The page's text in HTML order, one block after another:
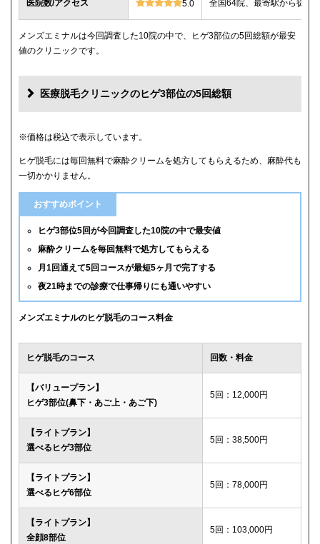
医院数/アクセス 5.0 全国64院、最寄駅から徒歩
メンズエミナルは今回調査した10院の中で、ヒゲ3部位の5回総額が最安
値のクリニックです。
医療脱毛クリニックのヒゲ3部位の5回総額
クリニック
メンズエミナル 12,000円
14,000円
湘南美容クリニック 16,800円(6回)
レジーナクリニックオム 39,800円
ゴリラクリニック 39,800円(平日6回)
メンズルシアクリニック
ウィルビークリニックブラック 49,500円
渋谷美容外科クリニック 52,800円
メディカルエピレーションクリニック
ダビデクリニック プランなし
※価格は税込で表示しています。
ヒゲ脱毛には毎回無料で麻酔クリームを処方してもらえるため、麻酔代も
一切かかりません。
おすすめポイント
ヒゲ3部位5回が今回調査した10院の中で最安値
麻酔クリームを毎回無料で処方してもらえる
月1回通えて5回コースが最短5ヶ月で完了する
夜21時までの診療で仕事帰りにも通いやすい
メンズエミナルのヒゲ脱毛のコース料金
ヒゲ脱毛のコース 回数・料金
【バリュープラン】
ヒゲ3部位(鼻下・あご上・あご下)
5回：12,000円
【ライトプラン】
選べるヒゲ3部位
5回：38,500円
【ライトプラン】
選べるヒゲ6部位
5回：78,000円
【ライトプラン】
全顔8部位
5回：103,000円